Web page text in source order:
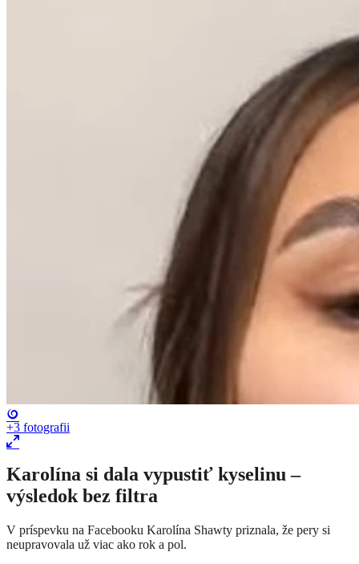
+3 fotografii
Karolína si dala vypustiť kyselinu –
výsledok bez filtra
V príspevku na Facebooku Karolína Shawty priznala, že pery si
neupravovala už viac ako rok a pol.